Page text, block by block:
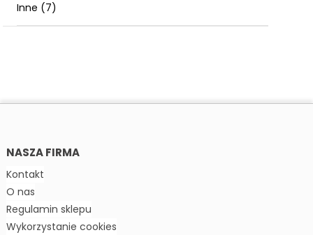
Inne (7)
NASZA FIRMA
Kontakt
O nas
Regulamin sklepu
Wykorzystanie cookies